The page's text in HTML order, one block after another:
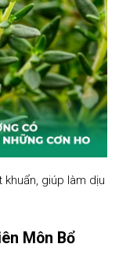
giúp làm dịu
Môn Bổ